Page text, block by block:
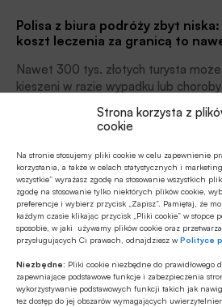
Strona korzysta z
cookie
Na stronie stosujemy pliki cookie w celu zapewnienie
korzystania, a także w celach statystycznych i
wszystkie” wyrażasz zgodę na stosowanie wszystkich
zgodę na stosowanie tylko niektórych plików cookie,
preferencje i wybierz przycisk „Zapisz”. Pamiętaj, że
każdym czasie klikając przycisk „Pliki cookie” w stopce
sposobie, w jaki używamy plików cookie oraz
przysługujących Ci prawach, odnajdziesz wPolityce
Niezbędne: Pliki cookie niezbędne do prawidłowego
zapewniające podstawowe funkcje i zabezpieczenia
wykorzystywanie podstawowych funkcji takich jak
tez dostęp do jej obszarów wymagających
Polisa z biura podróży zbyt niska:
koszt leczenia za granicą to
Nawet 300 tys. złotych turysta może
kieszeni w razie wypadku lub
Ubezpieczenia oferowane przez
posiadają bowiem zbyt niskie sumy
26.05.2018 12:00
Wybierasz się na Mundial do
Pomyśl o ubezpieczeniu
Kilkadziesiąt tysięcy polskich kibiców
zbliżające się mistrzostwa świata w
walizek spakują bilety, biało-
paszporty. Powinni pomyśleć
zestawie kibica, dzięki któremu z
Artykuły